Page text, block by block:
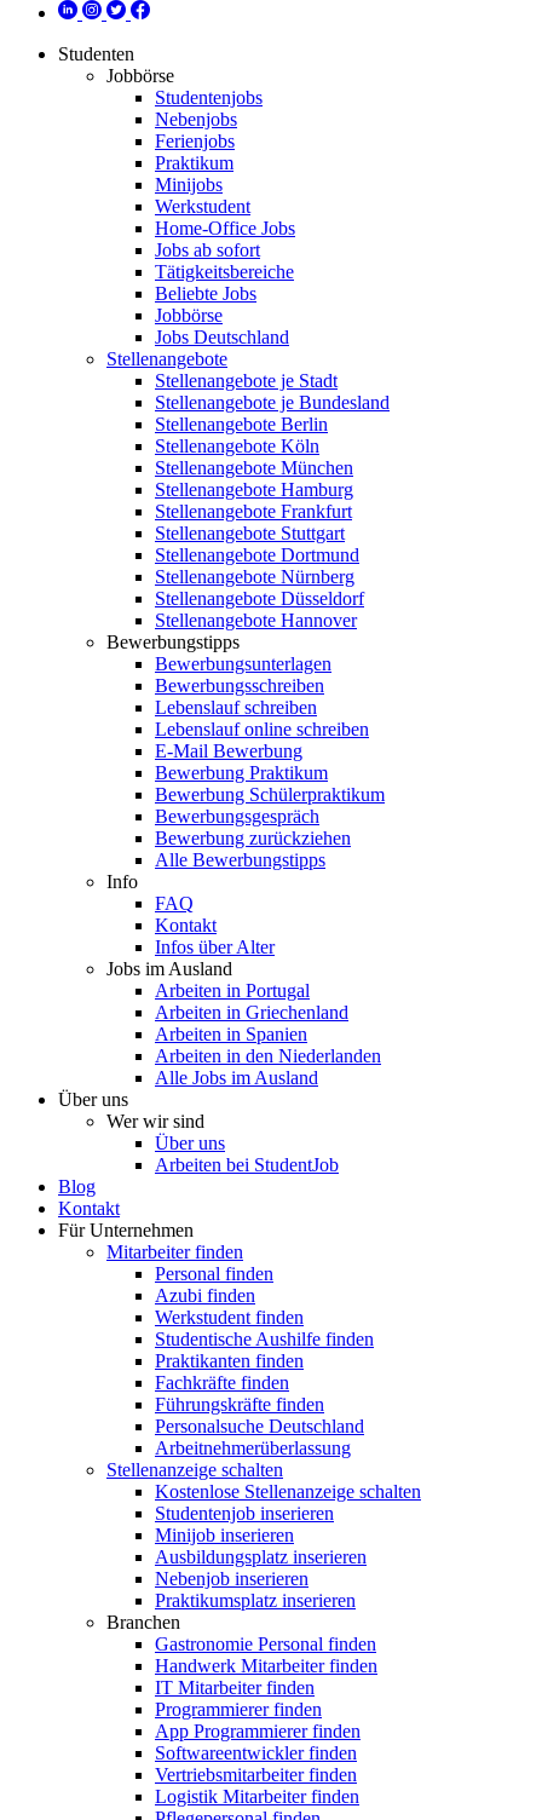
Studenten
Jobbörse
Studentenjobs
Nebenjobs
Ferienjobs
Praktikum
Minijobs
Werkstudent
Home-Office Jobs
Jobs ab sofort
Tätigkeitsbereiche
Beliebte Jobs
Jobbörse
Jobs Deutschland
Stellenangebote
Stellenangebote je Stadt
Stellenangebote je Bundesland
Stellenangebote Berlin
Stellenangebote Köln
Stellenangebote München
Stellenangebote Hamburg
Stellenangebote Frankfurt
Stellenangebote Stuttgart
Stellenangebote Dortmund
Stellenangebote Nürnberg
Stellenangebote Düsseldorf
Stellenangebote Hannover
Bewerbungstipps
Bewerbungsunterlagen
Bewerbungsschreiben
Lebenslauf schreiben
Lebenslauf online schreiben
E-Mail Bewerbung
Bewerbung Praktikum
Bewerbung Schülerpraktikum
Bewerbungsgespräch
Bewerbung zurückziehen
Alle Bewerbungstipps
Info
FAQ
Kontakt
Infos über Alter
Jobs im Ausland
Arbeiten in Portugal
Arbeiten in Griechenland
Arbeiten in Spanien
Arbeiten in den Niederlanden
Alle Jobs im Ausland
Über uns
Wer wir sind
Über uns
Arbeiten bei StudentJob
Blog
Kontakt
Für Unternehmen
Mitarbeiter finden
Personal finden
Azubi finden
Werkstudent finden
Studentische Aushilfe finden
Praktikanten finden
Fachkräfte finden
Führungskräfte finden
Personalsuche Deutschland
Arbeitnehmerüberlassung
Stellenanzeige schalten
Kostenlose Stellenanzeige schalten
Studentenjob inserieren
Minijob inserieren
Ausbildungsplatz inserieren
Nebenjob inserieren
Praktikumsplatz inserieren
Branchen
Gastronomie Personal finden
Handwerk Mitarbeiter finden
IT Mitarbeiter finden
Programmierer finden
App Programmierer finden
Softwareentwickler finden
Vertriebsmitarbeiter finden
Logistik Mitarbeiter finden